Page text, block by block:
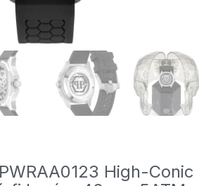
High-Conic